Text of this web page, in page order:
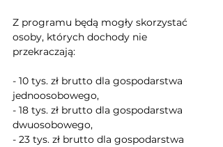
Z programu będą mogły skorzystać
osoby, których dochody nie
przekraczają:
- 10 tys. zł brutto dla gospodarstwa
jednoosobowego,
- 18 tys. zł brutto dla gospodarstwa
dwuosobowego,
- 23 tys. zł brutto dla gospodarstwa